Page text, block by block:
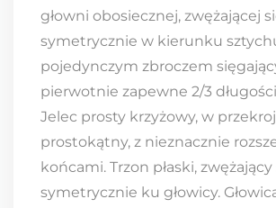
głowni obosiecznej, zwężającej
symetrycznie w kierunku
pojedynczym zbroczem
pierwotnie zapewne 2/3
Jelec prosty krzyżowy, w
prostokątny, z nieznacznie
końcami. Trzon płaski, zwężający
symetrycznie ku głowicy.